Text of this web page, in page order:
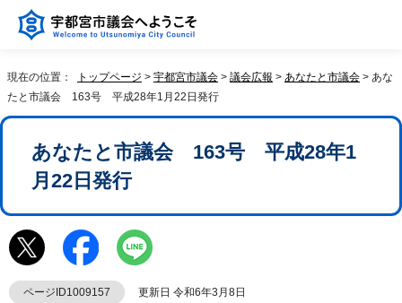
現在の位置： トップページ > 宇都宮市議会 > 議会広報 > あなたと市議会 > あな
たと市議会 163号 平成28年1月22日発行
あなたと市議会 163号 平成28年1
月22日発行
ページID1009157 更新日 令和6年3月8日